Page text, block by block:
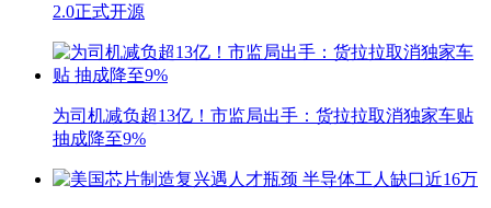
2.0正式开源
为司机减负超13亿！市监局出手：货拉拉取消独家车贴
抽成降至9%